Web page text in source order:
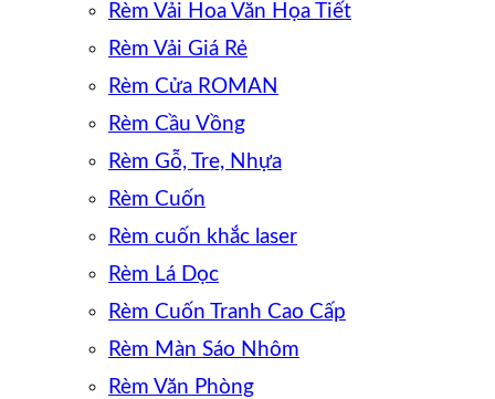
Rèm Vải Hoa Văn Họa Tiết
Rèm Vải Giá Rẻ
Rèm Cửa ROMAN
Rèm Cầu Vồng
Rèm Gỗ, Tre, Nhựa
Rèm Cuốn
Rèm cuốn khắc laser
Rèm Lá Dọc
Rèm Cuốn Tranh Cao Cấp
Rèm Màn Sáo Nhôm
Rèm Văn Phòng